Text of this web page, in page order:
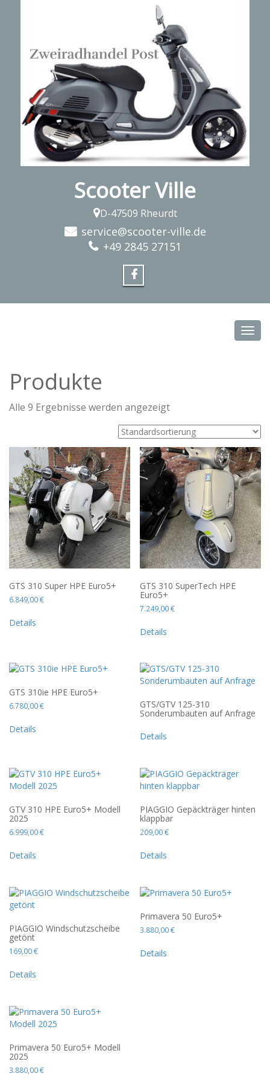
Scooter Ville
D-47509 Rheurdt
service@scooter-ville.de
+49 2845 27151
Produkte
Alle 9 Ergebnisse werden angezeigt
GTS 310 Super HPE Euro5+
6.849,00€
Details
GTS 310 SuperTech HPE
Euro5+
7.249,00€
Details
GTS 310ie HPE Euro5+
6.780,00€
Details
GTS/GTV 125-310
Sonderumbauten auf Anfrage
Details
GTV 310 HPE Euro5+ Modell
2025
6.999,00€
Details
PIAGGIO Gepäckträger hinten
klappbar
209,00€
Details
PIAGGIO Windschutzscheibe
getönt
169,00€
Details
Primavera 50 Euro5+
3.880,00€
Details
Primavera 50 Euro5+ Modell
2025
3.880,00€